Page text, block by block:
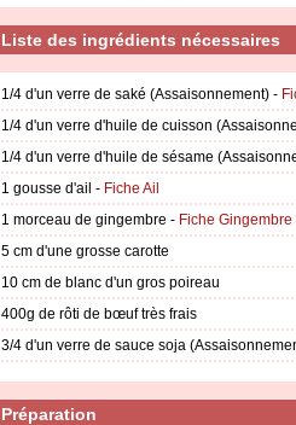
Liste des ingrédients nécessaires
1/4 d'un verre de saké (Assaisonnement) -
1/4 d'un verre d'huile de cuisson
1/4 d'un verre d'huile de sésame
1 gousse d'ail - Fiche Ail
1 morceau de gingembre - Fiche Gingembre
5 cm d'une grosse carotte
10 cm de blanc d'un gros poireau
400g de rôti de bœuf très frais
3/4 d'un verre de sauce soja
Préparation